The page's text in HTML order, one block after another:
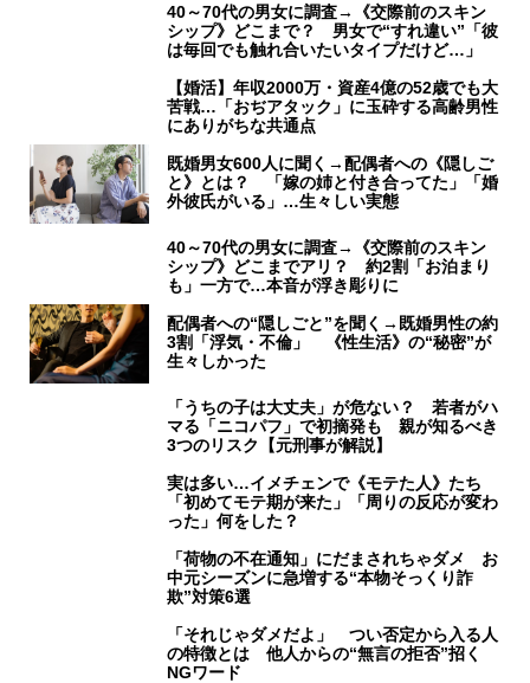
40～70代の男女に調査→《交際前のスキン
シップ》どこまで？ 男女で“すれ違い”「彼
は毎回でも触れ合いたいタイプだけど…」
【婚活】年収2000万・資産4億の52歳でも大
苦戦…「おぢアタック」に玉砕する高齢男性
にありがちな共通点
既婚男女600人に聞く→配偶者への《隠しご
と》とは？ 「嫁の姉と付き合ってた」「婚
外彼氏がいる」…生々しい実態
40～70代の男女に調査→《交際前のスキン
シップ》どこまでアリ？ 約2割「お泊まり
も」一方で…本音が浮き彫りに
配偶者への“隠しごと”を聞く→既婚男性の約
3割「浮気・不倫」 《性生活》の“秘密”が
生々しかった
「うちの子は大丈夫」が危ない？ 若者がハ
マる「ニコパフ」で初摘発も 親が知るべき
3つのリスク【元刑事が解説】
実は多い…イメチェンで《モテた人》たち
「初めてモテ期が来た」「周りの反応が変わ
った」何をした？
「荷物の不在通知」にだまされちゃダメ お
中元シーズンに急増する“本物そっくり詐
欺”対策6選
「それじゃダメだよ」 つい否定から入る人
の特徴とは 他人からの“無言の拒否”招く
NGワード